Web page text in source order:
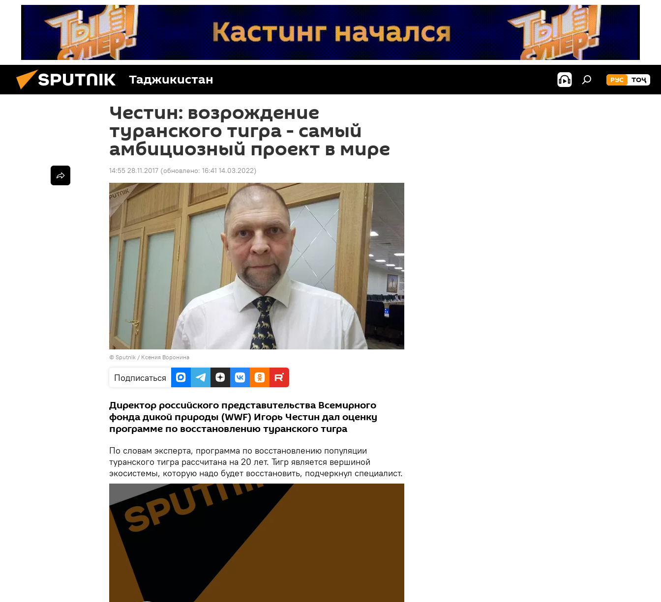
Таджикистан РУС ТОҶ
Честин: возрождение
туранского тигра - самый
амбициозный проект в мире
14:55 28.11.2017 (обновлено: 16:41 14.03.2022)
© Sputnik / Ксения Воронина
Подписаться
Директор российского представительства Всемирного
фонда дикой природы (WWF) Игорь Честин дал оценку
программе по восстановлению туранского тигра
По словам эксперта, программа по восстановлению популяции
туранского тигра рассчитана на 20 лет. Тигр является вершиной
экосистемы, которую надо будет восстановить, подчеркнул специалист.